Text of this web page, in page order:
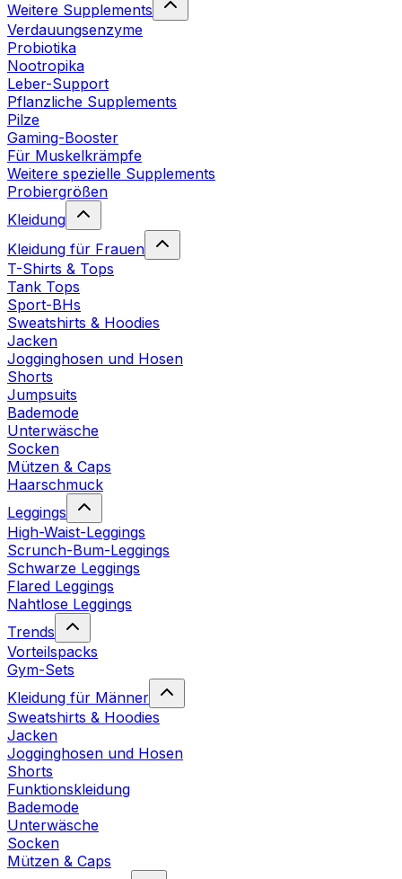
Weitere Supplements
Verdauungsenzyme
Probiotika
Nootropika
Leber-Support
Pflanzliche Supplements
Pilze
Gaming-Booster
Für Muskelkrämpfe
Weitere spezielle Supplements
Probiergrößen
Kleidung
Kleidung für Frauen
T-Shirts & Tops
Tank Tops
Sport-BHs
Sweatshirts & Hoodies
Jacken
Jogginghosen und Hosen
Shorts
Jumpsuits
Bademode
Unterwäsche
Socken
Mützen & Caps
Haarschmuck
Leggings
High-Waist-Leggings
Scrunch-Bum-Leggings
Schwarze Leggings
Flared Leggings
Nahtlose Leggings
Trends
Vorteilspacks
Gym-Sets
Kleidung für Männer
Sweatshirts & Hoodies
Jacken
Jogginghosen und Hosen
Shorts
Funktionskleidung
Bademode
Unterwäsche
Socken
Mützen & Caps